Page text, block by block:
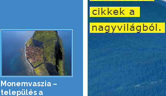
Monemvaszia –
település a